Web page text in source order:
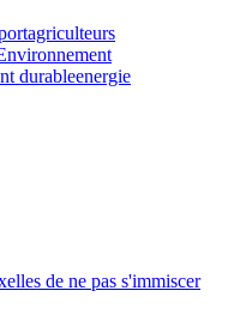
agriculteurs
durableenergie
de ne pas s'immiscer